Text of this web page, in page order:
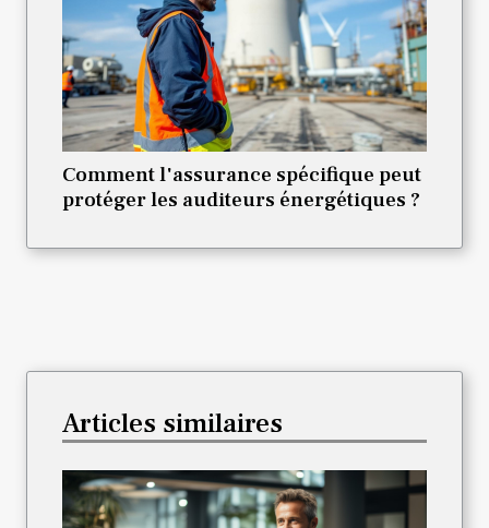
Comment l'assurance spécifique peut
protéger les auditeurs énergétiques ?
Articles similaires